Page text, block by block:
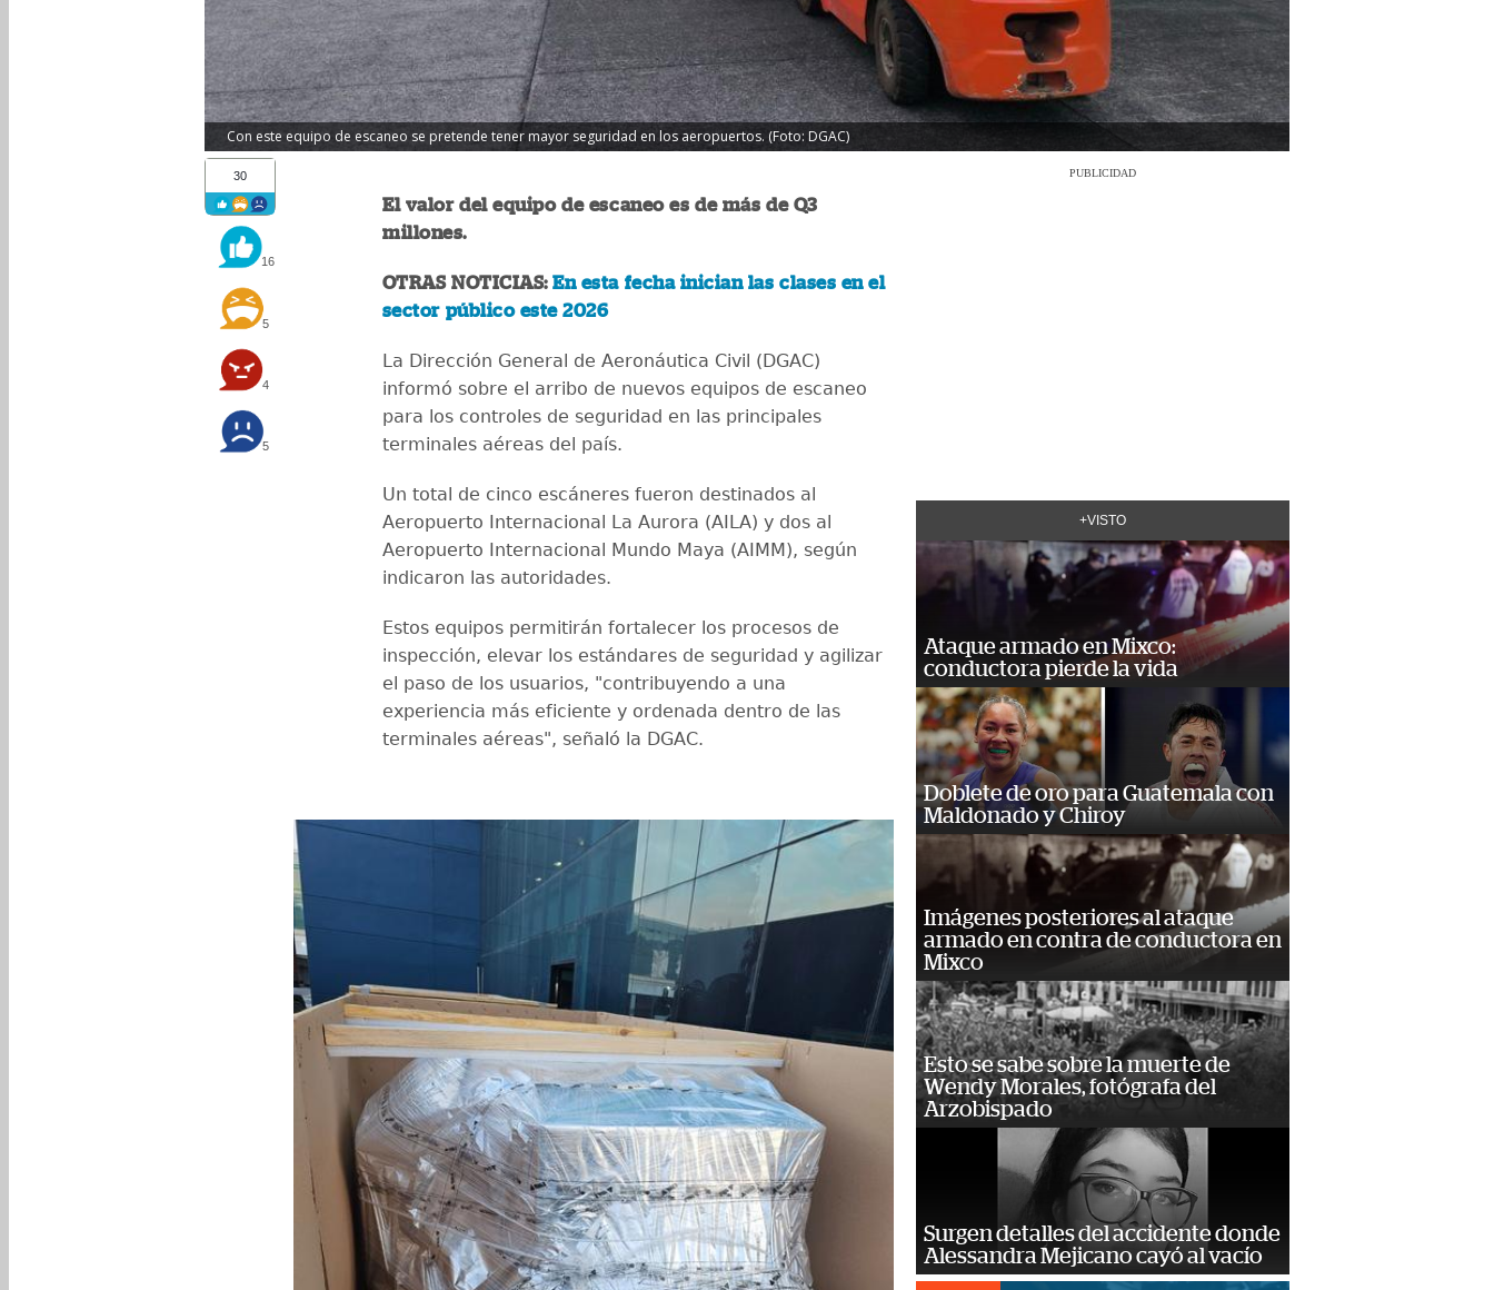
Con este equipo de escaneo se pretende tener mayor seguridad en los aeropuertos. (Foto: DGAC)
30
16
5
4
5
El valor del equipo de escaneo es de más de Q3
millones.
OTRAS NOTICIAS:En esta fecha inician las clases en el
sector público este 2026
La Dirección General de Aeronáutica Civil (DGAC)
informó sobre el arribo de nuevos equipos de escaneo
para los controles de seguridad en las principales
terminales aéreas del país.
Un total de cinco escáneres fueron destinados al
Aeropuerto Internacional La Aurora (AILA) y dos al
Aeropuerto Internacional Mundo Maya (AIMM), según
indicaron las autoridades.
Estos equipos permitirán fortalecer los procesos de
inspección, elevar los estándares de seguridad y agilizar
el paso de los usuarios, "contribuyendo a una
experiencia más eficiente y ordenada dentro de las
terminales aéreas", señaló la DGAC.
PUBLICIDAD
+VISTO
Ataque armado en Mixco:
conductora pierde la vida
Doblete de oro para Guatemala con
Maldonado y Chiroy
Imágenes posteriores al ataque
armado en contra de conductora en
Mixco
Esto se sabe sobre la muerte de
Wendy Morales, fotógrafa del
Arzobispado
Surgen detalles del accidente donde
Alessandra Mejicano cayó al vacío